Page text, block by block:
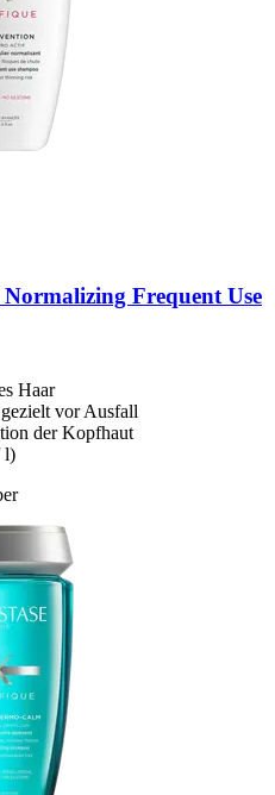
Normalizing Frequent Use
Haar
vor Ausfall
der Kopfhaut
l)